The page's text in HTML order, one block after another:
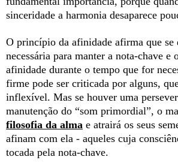
sinceridade a harmonia desaparece
O princípio da afinidade afirma que se
necessária para manter a nota-chave e
afinidade durante o tempo que for
firme pode ser criticada por alguns,
inflexível. Mas se houver uma
manutenção do “som primordial”, o
filosofia da alma e atrairá os seus
afinam com ela - aqueles cuja
tocada pela nota-chave.